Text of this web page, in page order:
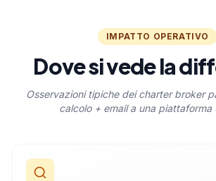
IMPATTO OPERATIVO
Dove si vede la
Osservazioni tipiche dei charter broker
calcolo + email a una piattaforma